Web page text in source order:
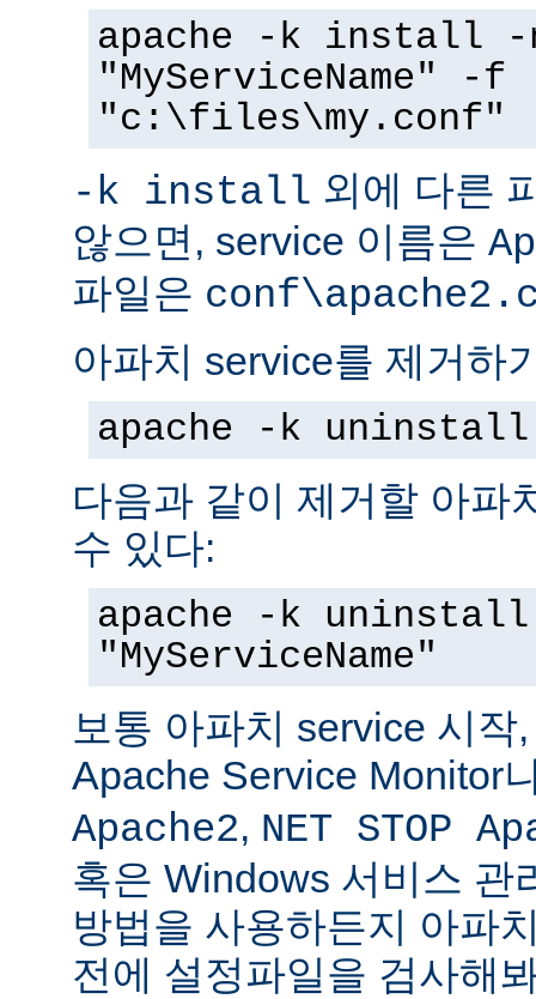
apache -k install -
"MyServiceName" -f
"c:\files\my.conf"
-k install 외에 다른
않으면, service 이름은
파일은
아파치 service를 제거하
apache -k uninstall
다음과 같이 제거할 아파
수 있다:
apache -k
"MyServiceName"
보통 아파치 service 시작
Apache Service Monitor
Apache2, NET STOP
혹은 Windows 서비스 관
방법을 사용하든지 아파
전에 설정파일을 검사해